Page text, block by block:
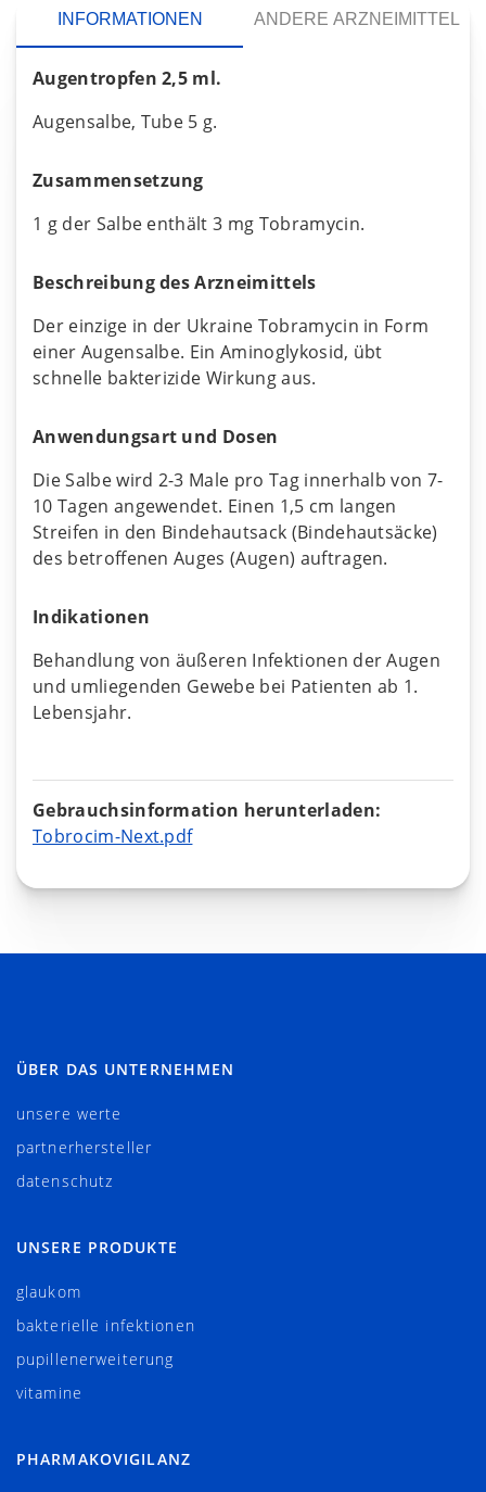
INFORMATIONEN ANDERE ARZNEIMITTEL
Augentropfen 2,5 ml.
Augensalbe, Tube 5 g.
Zusammensetzung
1 g der Salbe enthält 3 mg Tobramycin.
Beschreibung des Arzneimittels
Der einzige in der Ukraine Tobramycin in Form
einer Augensalbe. Ein Aminoglykosid, übt
schnelle bakterizide Wirkung aus.
Anwendungsart und Dosen
Die Salbe wird 2-3 Male pro Tag innerhalb von 7-
10 Tagen angewendet. Einen 1,5 cm langen
Streifen in den Bindehautsack (Bindehautsäcke)
des betroffenen Auges (Augen) auftragen.
Indikationen
Behandlung von äußeren Infektionen der Augen
und umliegenden Gewebe bei Patienten ab 1.
Lebensjahr.
Gebrauchsinformation herunterladen:
Tobrocim-Next.pdf
ÜBER DAS UNTERNEHMEN
unsere werte
partnerhersteller
datenschutz
UNSERE PRODUKTE
glaukom
bakterielle infektionen
pupillenerweiterung
vitamine
PHARMAKOVIGILANZ